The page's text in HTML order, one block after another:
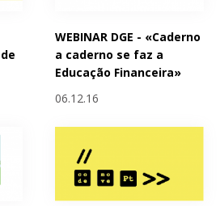
WEBINAR DGE - «Caderno
a caderno se faz a
Educação Financeira»
06.12.16